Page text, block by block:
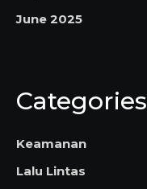
June 2025
Categories
Keamanan
Lalu Lintas